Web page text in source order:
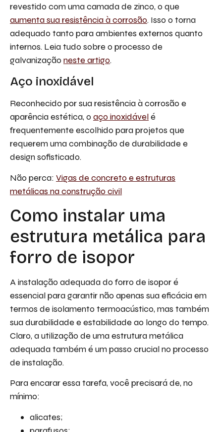
revestido com uma camada de zinco, o que
aumenta sua resistência à corrosão. Isso o torna
adequado tanto para ambientes externos quanto
internos. Leia tudo sobre o processo de
galvanização neste artigo.
Aço inoxidável
Reconhecido por sua resistência à corrosão e
aparência estética, o aço inoxidávelé
frequentemente escolhido para projetos que
requerem uma combinação de durabilidade e
design sofisticado.
Não perca: Vigas de concreto e estruturas
metálicas na construção civil
Como instalar uma
estrutura metálica para
forro de isopor
A instalação adequada do forro de isopor é
essencial para garantir não apenas sua eficácia em
termos de isolamento termoacústico, mas também
sua durabilidade e estabilidade ao longo do tempo.
Claro, a utilização de uma estrutura metálica
adequada também é um passo crucial no processo
de instalação.
Para encarar essa tarefa, você precisará de, no
mínimo:
alicates;